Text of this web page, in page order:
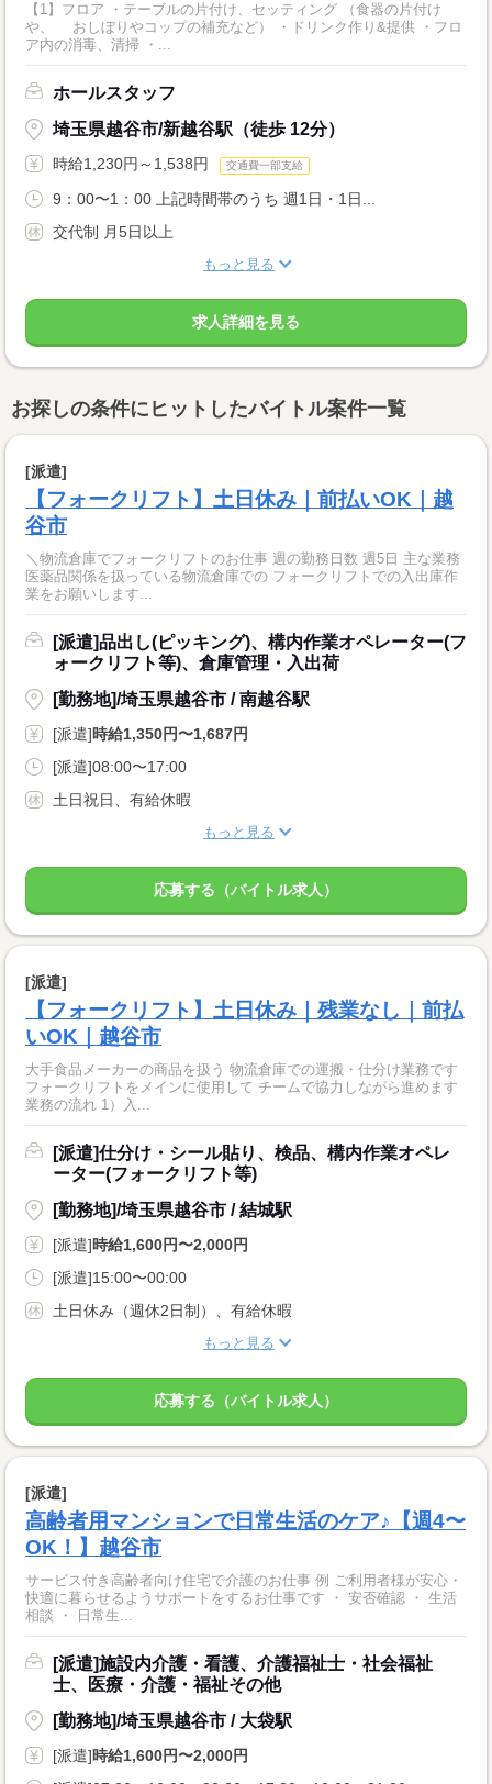
【1】フロア ・テーブルの片付け、セッティング （食器の片付け
や、 おしぼりやコップの補充など） ・ドリンク作り&提供 ・フロ
ア内の消毒、清掃 ・...
ホールスタッフ
埼玉県越谷市/新越谷駅（徒歩 12分）
時給1,230円～1,538円 交通費一部支給
9：00〜1：00 上記時間帯のうち 週1日・1日...
交代制 月5日以上
もっと見る
求人詳細を見る
お探しの条件にヒットしたバイトル案件一覧
[派遣]
【フォークリフト】土日休み｜前払いOK｜越
谷市
＼物流倉庫でフォークリフトのお仕事 週の勤務日数 週5日 主な業務
医薬品関係を扱っている物流倉庫での フォークリフトでの入出庫作
業をお願いします...
[派遣]品出し(ピッキング)、構内作業オペレーター(フ
ォークリフト等)、倉庫管理・入出荷
[勤務地]/埼玉県越谷市 / 南越谷駅
[派遣]時給1,350円〜1,687円
[派遣]08:00〜17:00
土日祝日、有給休暇
もっと見る
応募する（バイトル求人）
[派遣]
【フォークリフト】土日休み｜残業なし｜前払
いOK｜越谷市
大手食品メーカーの商品を扱う 物流倉庫での運搬・仕分け業務です
フォークリフトをメインに使用して チームで協力しながら進めます
業務の流れ 1）入...
[派遣]仕分け・シール貼り、検品、構内作業オペレ
ーター(フォークリフト等)
[勤務地]/埼玉県越谷市 / 結城駅
[派遣]時給1,600円〜2,000円
[派遣]15:00〜00:00
土日休み（週休2日制）、有給休暇
もっと見る
応募する（バイトル求人）
[派遣]
高齢者用マンションで日常生活のケア♪【週4〜
OK！】越谷市
サービス付き高齢者向け住宅で介護のお仕事 例 ご利用者様が安心・
快適に暮らせるようサポートをするお仕事です ・ 安否確認 ・ 生活
相談 ・ 日常生...
[派遣]施設内介護・看護、介護福祉士・社会福祉
士、医療・介護・福祉その他
[勤務地]/埼玉県越谷市 / 大袋駅
[派遣]時給1,600円〜2,000円